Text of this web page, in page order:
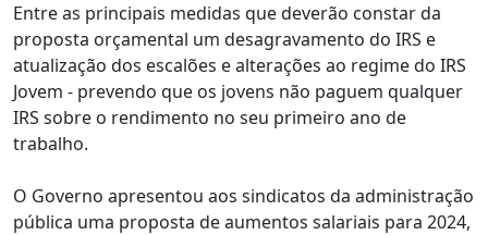
Entre as principais medidas que deverão constar da
proposta orçamental um desagravamento do IRS e
atualização dos escalões e alterações ao regime do IRS
Jovem - prevendo que os jovens não paguem qualquer
IRS sobre o rendimento no seu primeiro ano de
trabalho.
O Governo apresentou aos sindicatos da administração
pública uma proposta de aumentos salariais para 2024,